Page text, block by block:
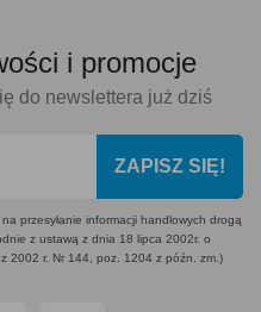
i promocje
do newslettera już dziś
ZAPISZ SIĘ!
przesyłanie informacji handlowych drogą
z ustawą z dnia 18 lipca 2002r. o
2002 r. Nr 144, poz. 1204 z późn. zm.)